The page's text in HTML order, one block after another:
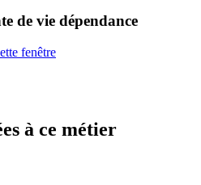
de vie dépendance
fenêtre
à ce métier